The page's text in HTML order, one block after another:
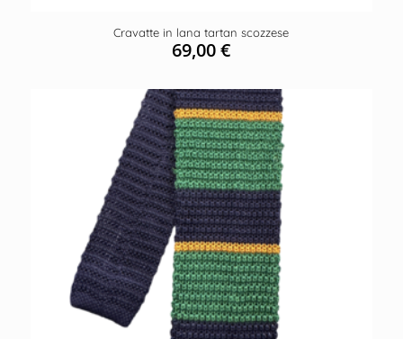
Cravatte in lana tartan scozzese
69,00€